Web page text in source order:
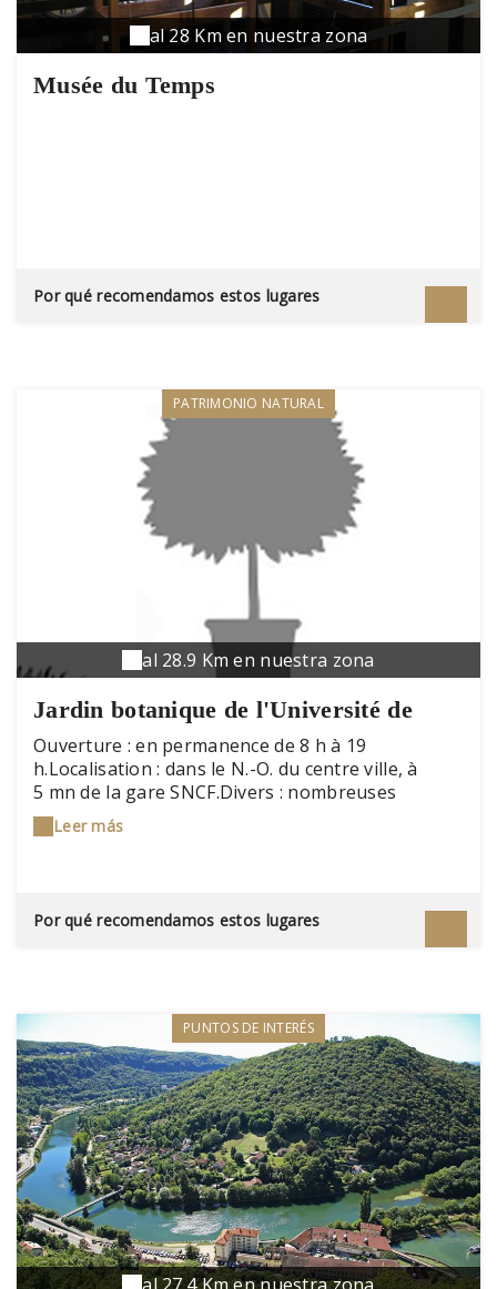
al 28 Km en nuestra zona
Musée du Temps
Por qué recomendamos estos lugares
PATRIMONIO NATURAL
al 28.9 Km en nuestra zona
Jardin botanique de l'Université de
Franche-Comté et de la Ville de
Besançon
Ouverture : en permanence de 8 h à 19
h.Localisation : dans le N.-O. du centre ville, à
5 mn de la gare SNCF.Divers : nombreuses
animations gratuites (programmation disponible
sur le site Internet).Proprietaires : Université de
fcomte.fr- Web : http://jardin-botanique.univ-
fcomte.fr
Leer más
Por qué recomendamos estos lugares
PUNTOS DE INTERÉS